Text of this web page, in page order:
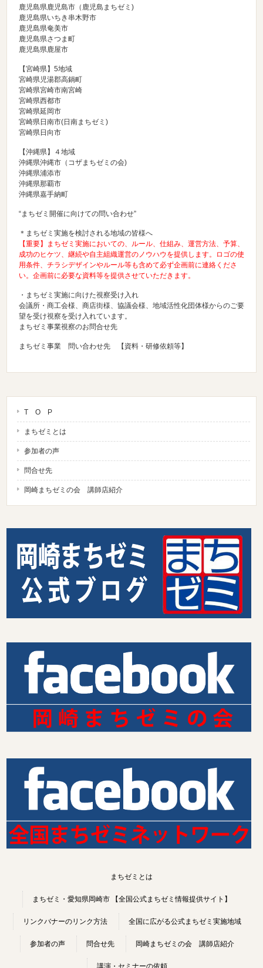
鹿児島県鹿児島市（ 鹿児島まちゼミ)
鹿児島県いちき串木野市
鹿児島県奄美市
鹿児島県さつま町
鹿児島県鹿屋市
【宮崎県】5地域
宮崎県児湯郡高鍋町
宮崎県宮崎市南宮崎
宮崎県西都市
宮崎県延岡市
宮崎県日南市(日南まちゼミ)
宮崎県日向市
【沖縄県】４地域
沖縄県沖縄市（ コザまちゼミの会)
沖縄県浦添市
沖縄県那覇市
沖縄県嘉手納町
“まちゼミ開催に向けての問い合わせ”
＊まちゼミ実施を検討される地域の皆様へ
【重要】まちゼミ実施においての、ルール、仕組み、運営方法、予算、
成功のヒケツ、継続や自主組織運営のノウハウを提供します。ロゴの使
用条件、チラシデザインやルール等も含めて必ず企画前に連絡くださ
い。企画前に必要な資料等を提供させていただきます。
・まちゼミ実施に向けた視察受け入れ
会議所・商工会様、商店街様、協議会様、地域活性化団体様からのご要
望を受け視察を受け入れています。
まちゼミ事業視察のお問合せ先
まちゼミ事業 問い合わせ先 【資料・研修依頼等】
T O P
まちゼミとは
参加者の声
問合せ先
岡崎まちゼミの会 講師店紹介
まちゼミとは
まちゼミ・愛知県岡崎市 【全国公式まちゼミ情報提供サイト】
リンクバナーのリンク方法 全国に広がる公式まちゼミ実施地域
参加者の声 問合せ先 岡崎まちゼミの会 講師店紹介
講演・セミナーの依頼